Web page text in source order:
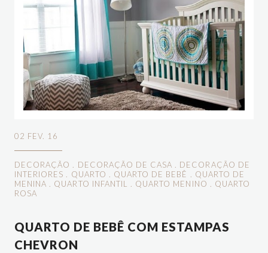
02 FEV. 16
DECORAÇÃO DECORAÇÃO DE CASA
DECORAÇÃO DE
INTERIORES
QUARTO QUARTO DE BEBÊ
QUARTO DE
MENINA
QUARTO INFANTIL QUARTO MENINO
QUARTO
ROSA
QUARTO DE BEBÊ COM ESTAMPAS
CHEVRON